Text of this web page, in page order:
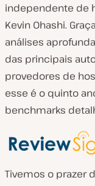
independente de
Kevin Ohashi.
análises
das principais
provedores de
esse é o quinto
benchmarks
Tivemos o prazer